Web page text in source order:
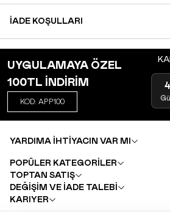
İADE KOŞULLARI
UYGULAMAYA ÖZEL
100TL İNDİRİM
KOD: APP100
4
YARDIMA İHTİYACIN VAR MI
POPÜLER KATEGORİLER
TOPTAN SATIŞ
DEĞİŞİM VE İADE TALEBİ
KARIYER